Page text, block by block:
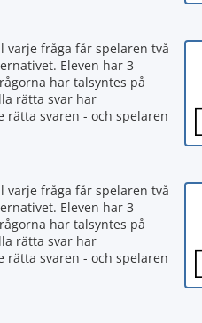
varje fråga får spelaren två
Eleven har 3
har talsyntes på
rätta svar har
rätta svaren - och spelaren
varje fråga får spelaren två
Eleven har 3
har talsyntes på
rätta svar har
rätta svaren - och spelaren